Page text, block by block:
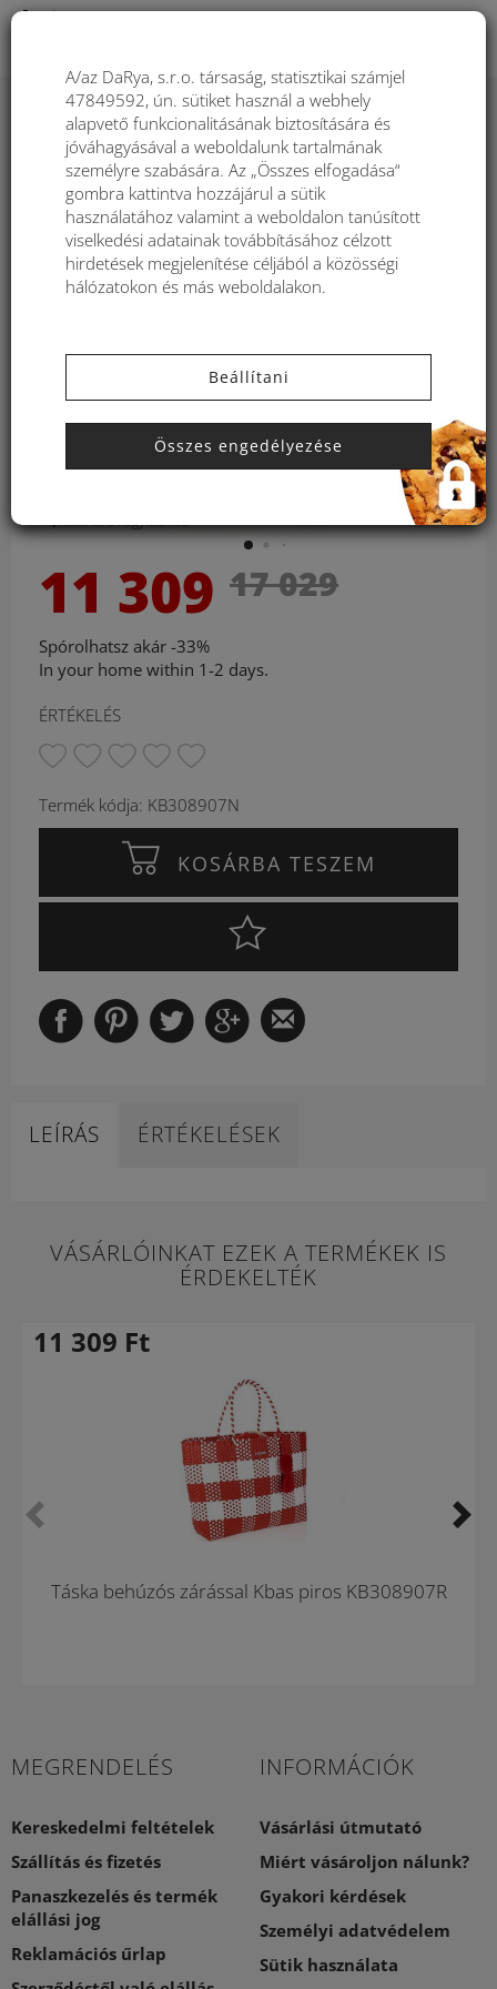
Táska behúzós zárással Kbas
fekete KB308907N
Kattints a nagyításhoz
11 309 17 029
Spórolhatsz akár -33%
In your home within 1-2 days.
ÉRTÉKELÉS
Termék kódja: KB308907N
KOSÁRBA TESZEM
LEÍRÁS ÉRTÉKELÉSEK
VÁSÁRLÓINKAT EZEK A TERMÉKEK IS
ÉRDEKELTÉK
Táska behúzós zárással Kbas piros KB308907R
11 309 Ft
MEGRENDELÉS
Kereskedelmi feltételek
Szállítás és fizetés
Panaszkezelés és termék
elállási jog
Reklamációs űrlap
INFORMÁCIÓK
Vásárlási útmutató
Miért vásároljon nálunk?
Gyakori kérdések
Személyi adatvédelem
Sütik használata
A/az DaRya, s.r.o. társaság, statisztikai számjel
47849592, ún. sütiket használ a webhely
alapvető funkcionalitásának biztosítására és
jóváhagyásával a weboldalunk tartalmának
személyre szabására. Az „Összes elfogadása“
gombra kattintva hozzájárul a sütik
használatához valamint a weboldalon tanúsított
viselkedési adatainak továbbításához célzott
hirdetések megjelenítése céljából a közösségi
hálózatokon és más weboldalakon.
Beállítani
Összes engedélyezése